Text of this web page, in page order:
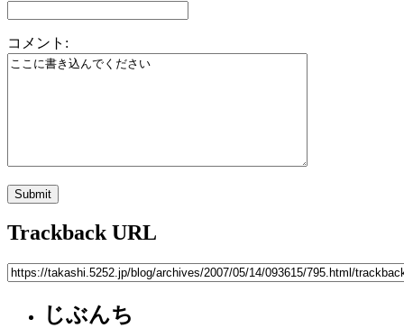
コメント:
Trackback URL
じぶんち